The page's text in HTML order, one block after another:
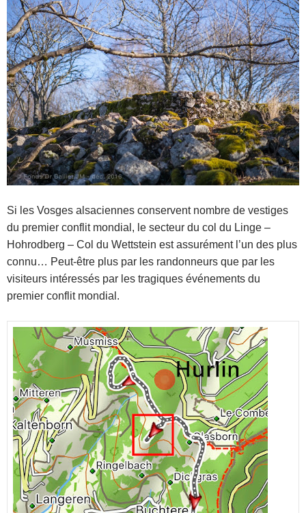
Si les Vosges alsaciennes conservent nombre de vestiges
du premier conflit mondial, le secteur du col du Linge –
Hohrodberg – Col du Wettstein est assurément l’un des plus
connu… Peut-être plus par les randonneurs que par les
visiteurs intéressés par les tragiques événements du
premier conflit mondial.